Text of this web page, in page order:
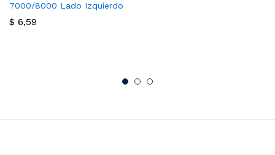
7000/8000 Lado Izquierdo
$ 6,59